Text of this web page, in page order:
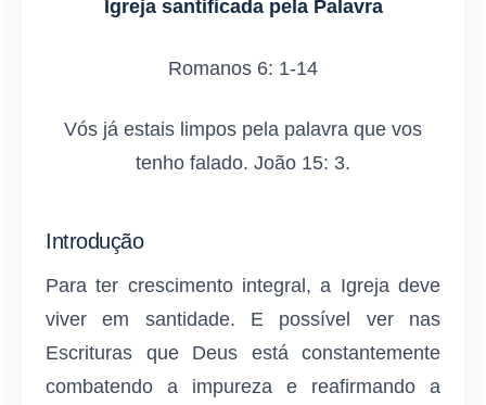
Igreja santificada pela Palavra
Romanos 6: 1-14
Vós já estais limpos pela palavra que vos
tenho falado. João 15: 3.
Introdução
Para ter crescimento integral, a Igreja deve
viver em santidade. E possível ver nas
Escrituras que Deus está constantemente
combatendo a impureza e reafirmando a